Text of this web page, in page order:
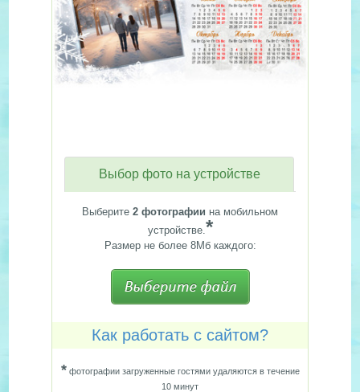
Выбор фото на устройстве
Выберите 2 фотографии на мобильном
устройстве.*
Размер не более 8Мб каждого:
Как работать с сайтом?
*фотографии загруженные гостями удаляются в течение
10 минут